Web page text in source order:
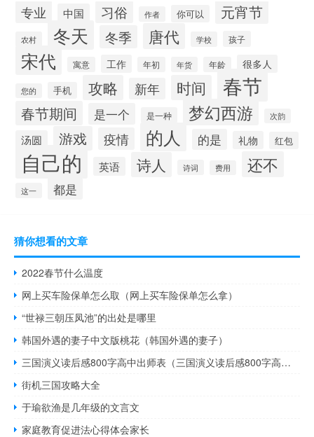
专业 中国 习俗 作者 你可以 元宵节
农村 冬天 冬季 唐代 学校 孩子
宋代 寓意 工作 年初 年货 年龄 很多人
您的 手机 攻略 新年 时间 春节
春节期间 是一个 是一种 梦幻西游 次韵
汤圆 游戏 疫情 的人 的是 礼物 红包
自己的 英语 诗人 诗词 费用 还不
这一 都是
猜你想看的文章
2022春节什么温度
网上买车险保单怎么取（网上买车险保单怎么拿）
“世禄三朝压凤池”的出处是哪里
韩国外遇的妻子中文版桃花（韩国外遇的妻子）
三国演义读后感800字高中出师表（三国演义读后感800字高中）
街机三国攻略大全
于瑜欲渔是几年级的文言文
家庭教育促进法心得体会家长